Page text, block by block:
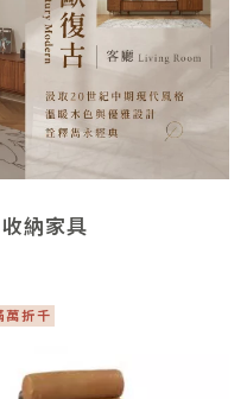
收納家具